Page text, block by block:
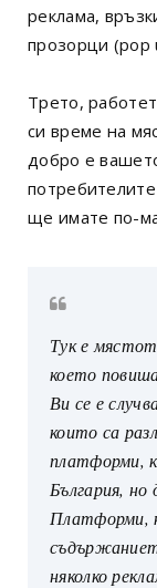
реклама,
прозорци (pop
Трето,
си време на
добро е
ще имате по-
Тук е
което
Ви се е
които са
платформи,
България, но
Платформи,
няколко